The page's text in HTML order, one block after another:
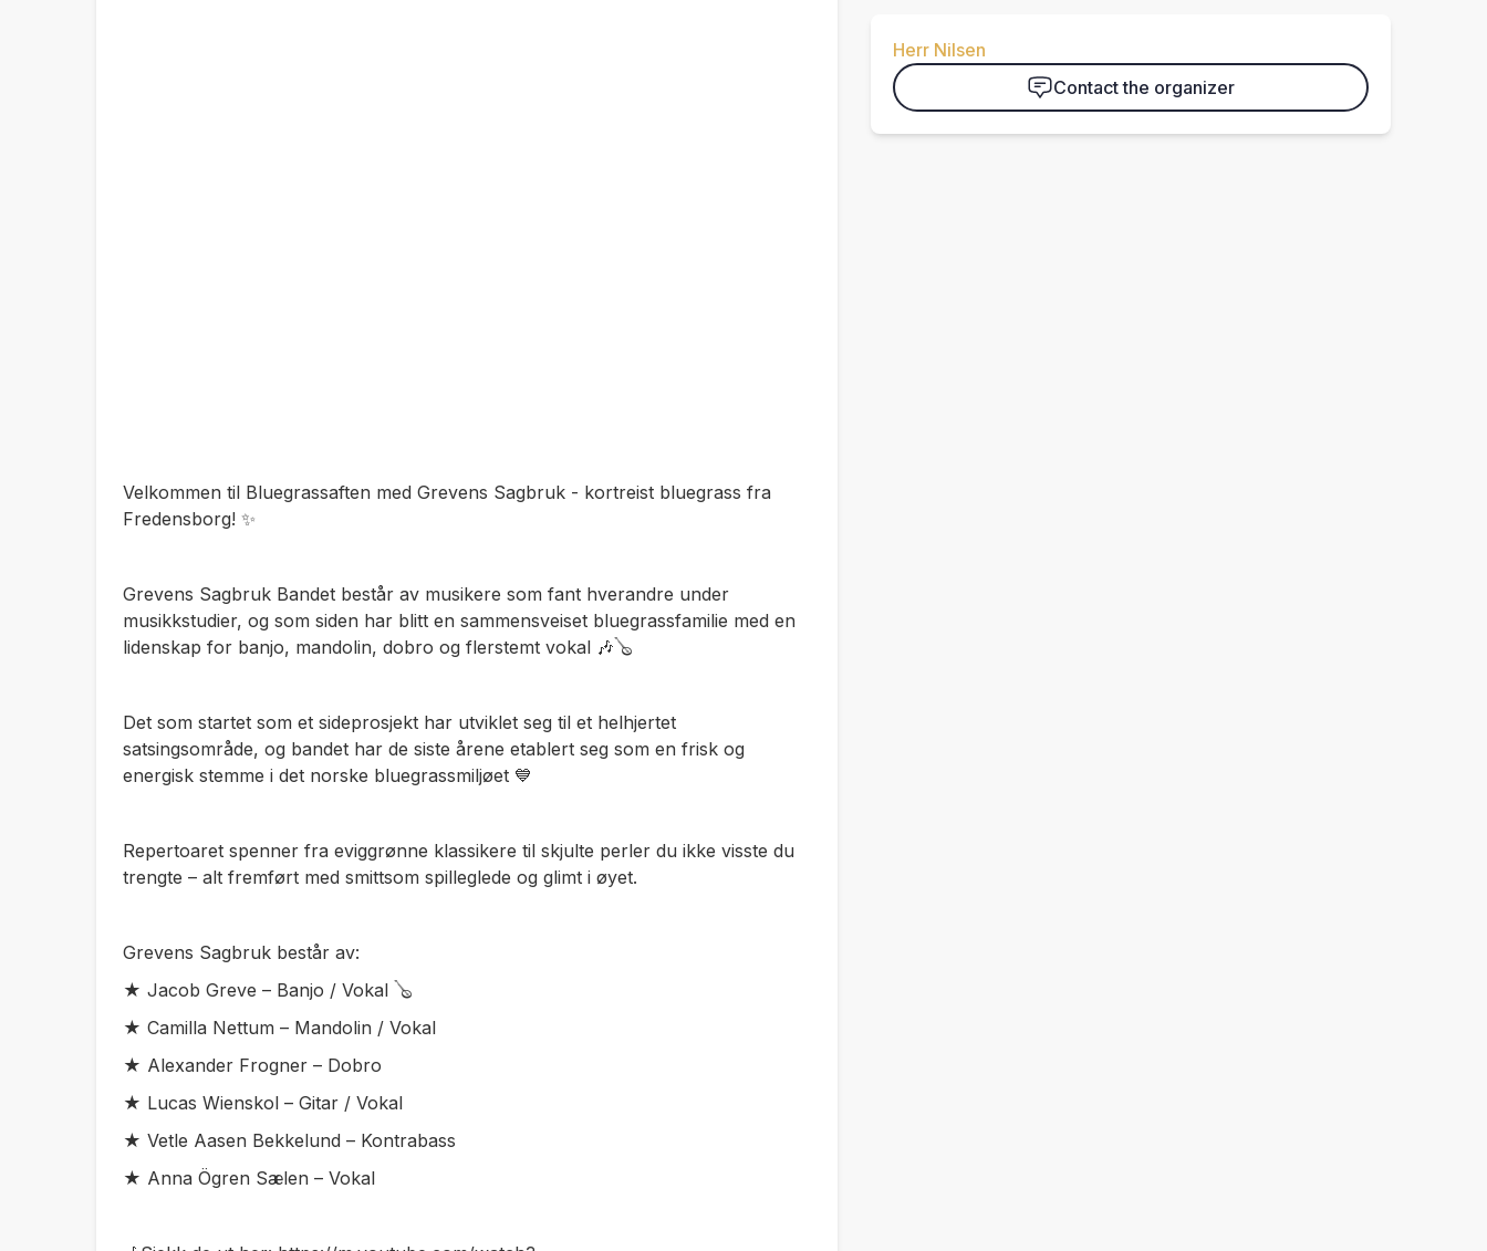
Velkommen til Bluegrassaften med Grevens Sagbruk - kortreist bluegrass fra
Fredensborg! ✨
Grevens Sagbruk Bandet består av musikere som fant hverandre under
musikkstudier, og som siden har blitt en sammensveiset bluegrassfamilie med en
lidenskap for banjo, mandolin, dobro og flerstemt vokal 🎶🪕
Det som startet som et sideprosjekt har utviklet seg til et helhjertet
satsingsområde, og bandet har de siste årene etablert seg som en frisk og
energisk stemme i det norske bluegrassmiljøet 💙
Repertoaret spenner fra eviggrønne klassikere til skjulte perler du ikke visste du
trengte – alt fremført med smittsom spilleglede og glimt i øyet.
Grevens Sagbruk består av:
★ Jacob Greve – Banjo / Vokal 🪕
★ Camilla Nettum – Mandolin / Vokal
★ Alexander Frogner – Dobro
★ Lucas Wienskol – Gitar / Vokal
★ Vetle Aasen Bekkelund – Kontrabass
★ Anna Ögren Sælen – Vokal
Herr Nilsen
Contact the organizer